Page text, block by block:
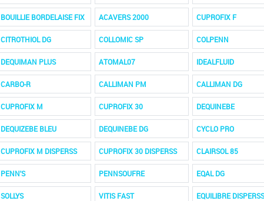
BOUILLIE BORDELAISE FIX ACAVERS 2000 CUPROFIX F
CITROTHIOL DG COLLOMIC SP COLPENN
DEQUIMAN PLUS ATOMAL07 IDEALFLUID
CARBO-R CALLIMAN PM CALLIMAN DG
CUPROFIX M CUPROFIX 30 DEQUINEBE
DEQUIZEBE BLEU DEQUINEBE DG CYCLO PRO
CUPROFIX M DISPERSS CUPROFIX 30 DISPERSS CLAIRSOL 85
PENN'S PENNSOUFRE EQAL DG
SOLLYS VITIS FAST EQUILIBRE